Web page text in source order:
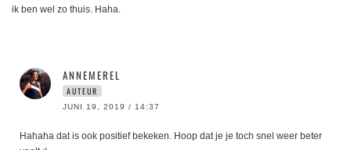
ik ben wel zo thuis. Haha.
ANNEMEREL
AUTEUR
JUNI 19, 2019 / 14:37
Hahaha dat is ook positief bekeken. Hoop dat je je toch snel weer beter